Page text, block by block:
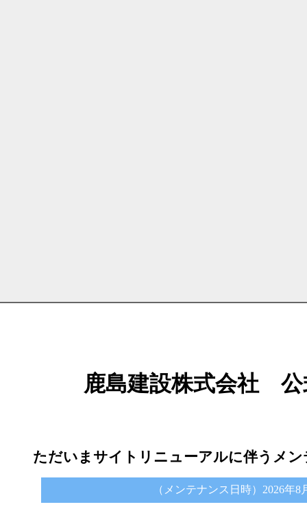
鹿島建設株式会社
ただいまサイトリニューアルに伴うメ
（メンテナンス日時）2026年8